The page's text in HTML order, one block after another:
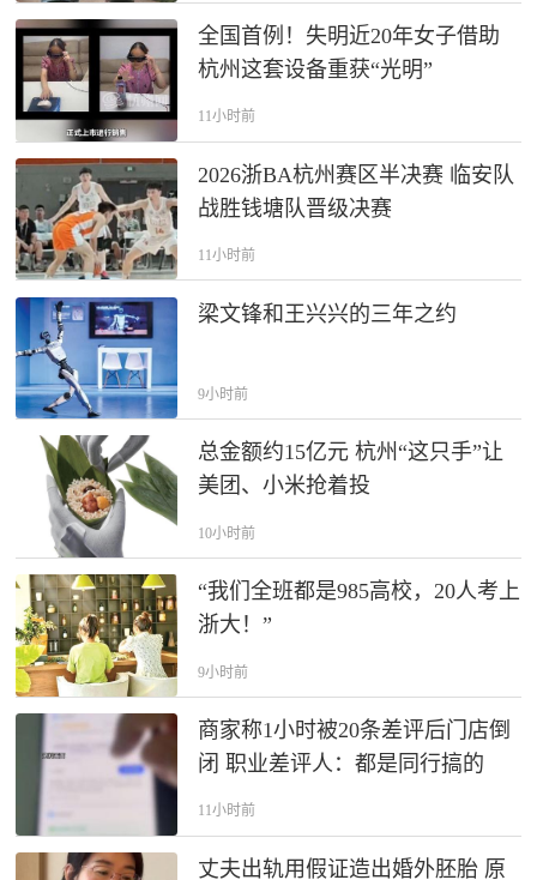
全国首例！失明近20年女子借助
杭州这套设备重获“光明”
11小时前
2026浙BA杭州赛区半决赛 临安队
战胜钱塘队晋级决赛
11小时前
梁文锋和王兴兴的三年之约
9小时前
总金额约15亿元 杭州“这只手”让
美团、小米抢着投
10小时前
“我们全班都是985高校，20人考上
浙大！”
9小时前
商家称1小时被20条差评后门店倒
闭 职业差评人：都是同行搞的
11小时前
丈夫出轨用假证造出婚外胚胎 原